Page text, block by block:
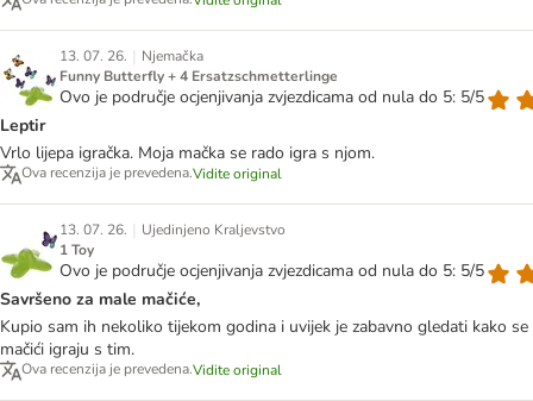
13. 07. 26. | Njemačka
Funny Butterfly + 4 Ersatzschmetterlinge
Ovo je područje ocjenjivanja zvjezdicama od nula do 5: 5/5
Leptir
Vrlo lijepa igračka. Moja mačka se rado igra s njom.
Ova recenzija je prevedena.Vidite original
13. 07. 26. | Ujedinjeno Kraljevstvo
1 Toy
Ovo je područje ocjenjivanja zvjezdicama od nula do 5: 5/5
Savršeno za male mačiće,
Kupio sam ih nekoliko tijekom godina i uvijek je zabavno gledati kako se
mačići igraju s tim.
Ova recenzija je prevedena.Vidite original